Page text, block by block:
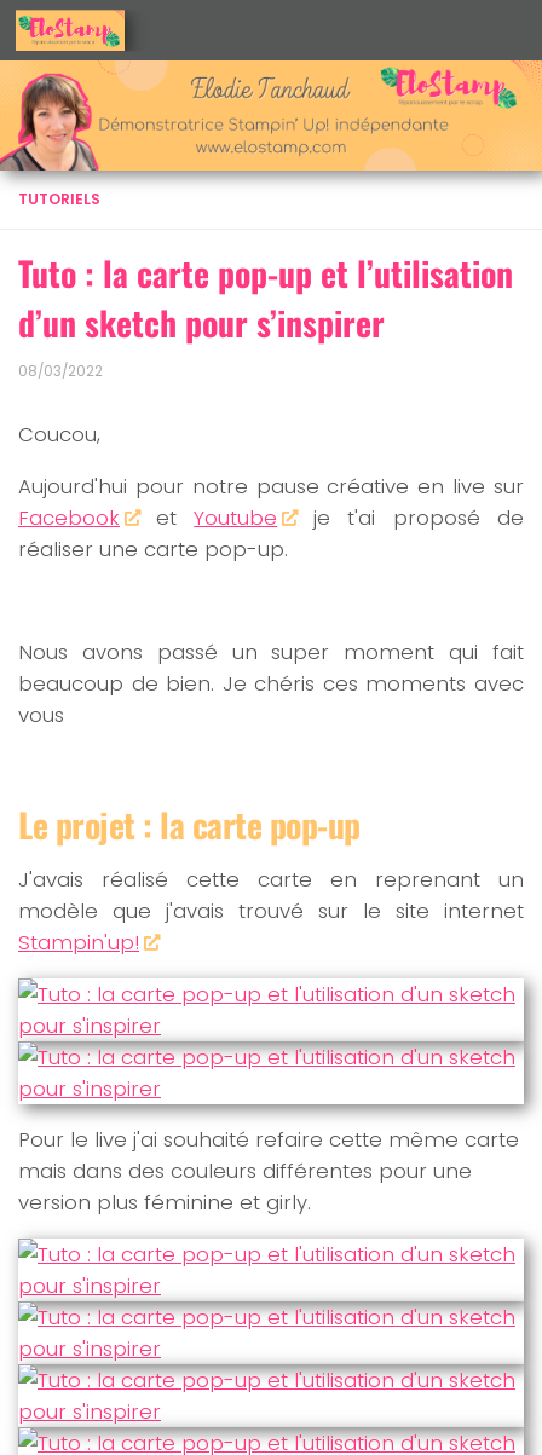
Skip to content
TUTORIELS
Tuto : la carte pop-up et l’utilisation
d’un sketch pour s’inspirer
08/03/2022
Coucou,
Aujourd'hui pour notre pause créative en live sur
Facebook
etYoutube
je t'ai proposé de
réaliser une carte pop-up.
Nous avons passé un super moment qui fait
beaucoup de bien. Je chéris ces moments avec
vous
Le projet : la carte pop-up
J'avais réalisé cette carte en reprenant un
modèle que j'avais trouvé sur le site internet
Stampin'up!
Pour le live j'ai souhaité refaire cette même carte
mais dans des couleurs différentes pour une
version plus féminine et girly.